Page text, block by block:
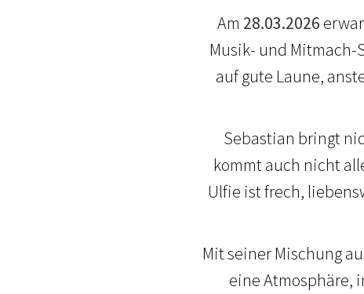
Am 28.03.2026
Musik- und Mitmach-
auf gute Laune,
Sebastian bringt
kommt auch nicht
Ulfie ist frech,
Mit seiner Mischung
eine Atmosphäre,